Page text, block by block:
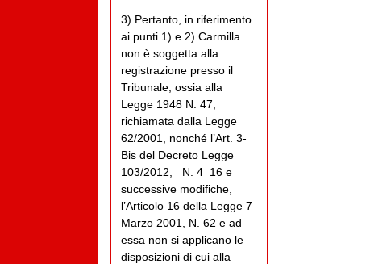
3) Pertanto, in riferimento
ai punti 1) e 2) Carmilla
non è soggetta alla
registrazione presso il
Tribunale, ossia alla
Legge 1948 N. 47,
richiamata dalla Legge
62/2001, nonché l’Art. 3-
Bis del Decreto Legge
103/2012, _N. 4_16 e
successive modifiche,
l’Articolo 16 della Legge 7
Marzo 2001, N. 62 e ad
essa non si applicano le
disposizioni di cui alla